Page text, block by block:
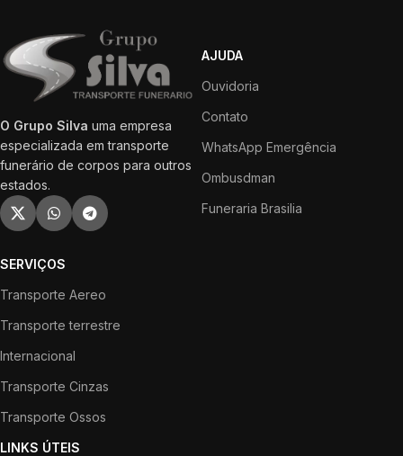
O Grupo Silva uma empresa
especializada em transporte
funerário de corpos para outros
estados.
AJUDA
Ouvidoria
Contato
WhatsApp Emergência
Ombusdman
Funeraria Brasilia
SERVIÇOS
Transporte Aereo
Transporte terrestre
Internacional
Transporte Cinzas
Transporte Ossos
LINKS ÚTEIS